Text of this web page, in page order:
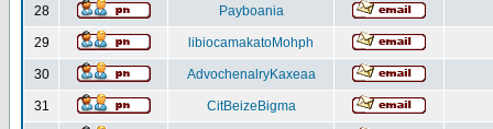
28 Payboania
29 libiocamakatoMohph
30 AdvochenalryKaxeaa
31 CitBeizeBigma